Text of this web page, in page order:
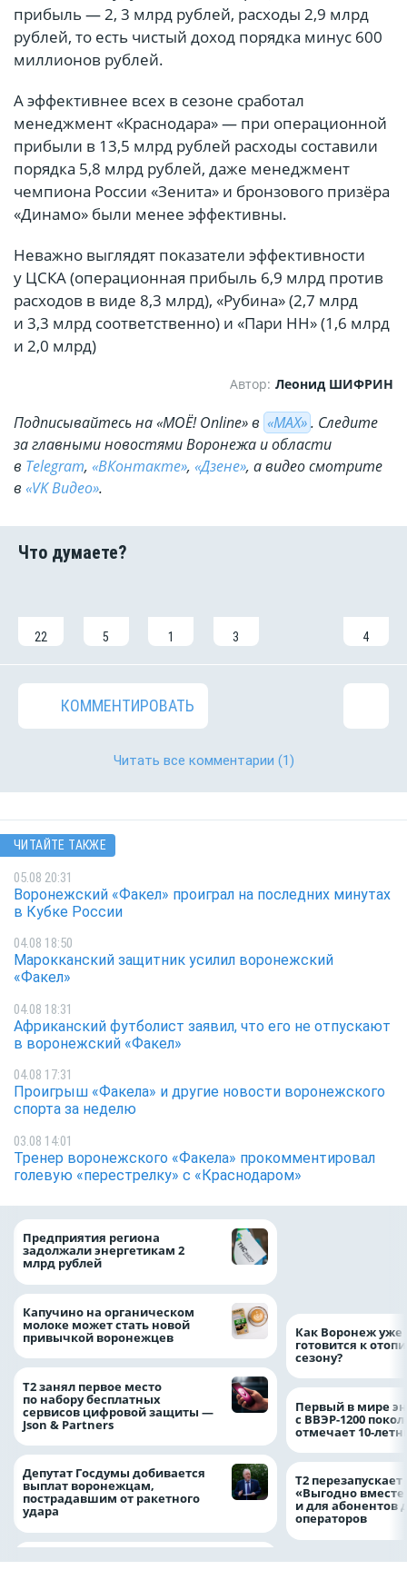
прибыль — 2, 3 млрд рублей, расходы 2,9 млрд
рублей, то есть чистый доход порядка минус 600
миллионов рублей.
А эффективнее всех в сезоне сработал
менеджмент «Краснодара» — при операционной
прибыли в 13,5 млрд рублей расходы составили
порядка 5,8 млрд рублей, даже менеджмент
чемпиона России «Зенита» и бронзового призёра
«Динамо» были менее эффективны.
Неважно выглядят показатели эффективности
у ЦСКА (операционная прибыль 6,9 млрд против
расходов в виде 8,3 млрд), «Рубина» (2,7 млрд
и 3,3 млрд соответственно) и «Пари НН» (1,6 млрд
и 2,0 млрд)
Автор: Леонид ШИФРИН
Подписывайтесь на «МОЁ! Online» в «МАХ». Cледите
за главными новостями Воронежа и области
в Telegram, «ВКонтакте», «Дзене», а видео смотрите
в «VK Видео».
22 5 1 3 4
КОММЕНТИРОВАТЬ
Читать все комментарии (1)
ЧИТАЙТЕ ТАКЖЕ
05.08 20:31
Воронежский «Факел» проиграл на последних минутах
в Кубке России
04.08 18:50
Марокканский защитник усилил воронежский
«Факел»
04.08 18:31
Африканский футболист заявил, что его не отпускают
в воронежский «Факел»
04.08 17:31
Проигрыш «Факела» и другие новости воронежского
спорта за неделю
03.08 14:01
Тренер воронежского «Факела» прокомментировал
голевую «перестрелку» с «Краснодаром»
Предприятия региона
задолжали энергетикам 2
млрд рублей
Капучино на органическом
молоке может стать новой
привычкой воронежцев
Т2 занял первое место
по набору бесплатных
сервисов цифровой защиты —
Json & Partners
Депутат Госдумы добивается
выплат воронежцам,
пострадавшим от ракетного
удара
Как Воронеж уже
готовится к
сезону?
Первый в мире
с ВВЭР-1200
отмечает 10-
Т2
«Выгодно
и для абонентов
операторов